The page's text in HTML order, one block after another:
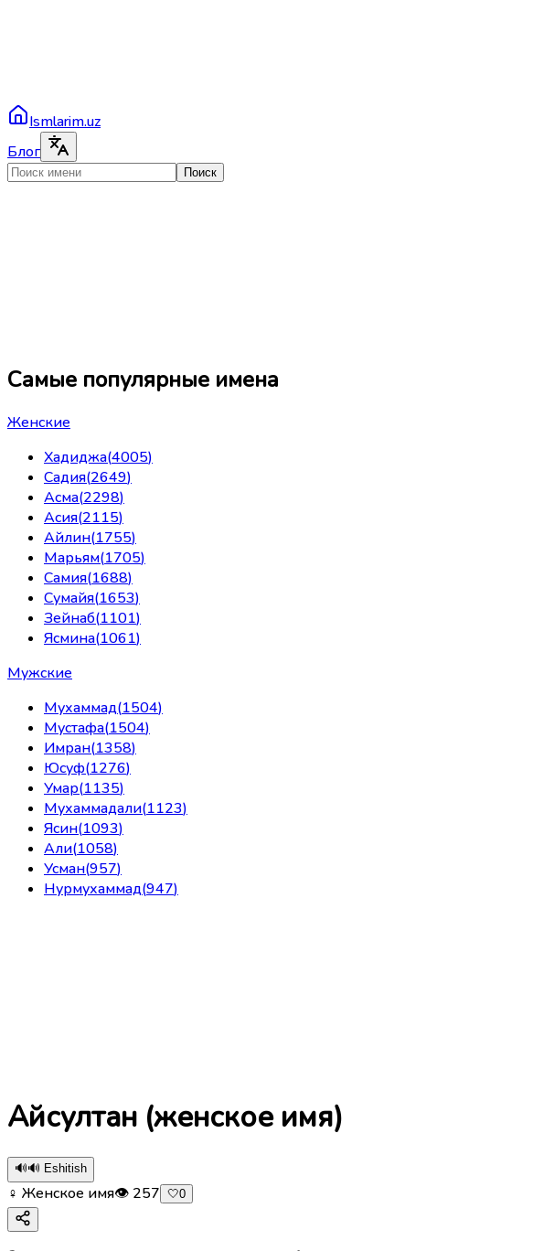
Ismlarim.uz
Блог
Поиск
Самые популярные имена
Женские
Хадиджа(4005)
Садия(2649)
Асма(2298)
Асия(2115)
Айлин(1755)
Марьям(1705)
Самия(1688)
Сумайя(1653)
Зейнаб(1101)
Ясмина(1061)
Мужские
Мухаммад(1504)
Мустафа(1504)
Имран(1358)
Юсуф(1276)
Умар(1135)
Мухаммадали(1123)
Ясин(1093)
Али(1058)
Усман(957)
Нурмухаммад(947)
Айсултан (женское имя)
🔊🔊 Eshitish
♀ Женское имя👁 257 🤍0